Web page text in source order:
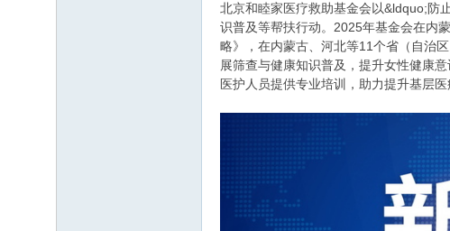
北京和睦家医疗救助基金会以&ldquo;防
识普及等帮扶行动。2025年基金会在内
略》，在内蒙古、河北等11个省（自治
展筛查与健康知识普及，提升女性健康
医护人员提供专业培训，助力提升基层医